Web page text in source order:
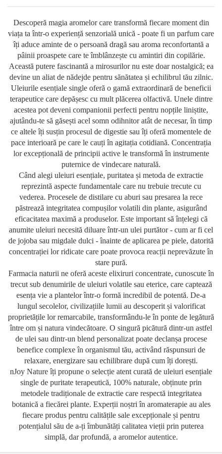
Descoperă magia aromelor care transformă fiecare moment din
viața ta într-o experiență senzorială unică - poate fi un parfum care
îți aduce aminte de o persoană dragă sau aroma reconfortantă a
pâinii proaspete care te îmblânzește cu amintiri din copilărie.
Această putere fascinantă a mirosurilor nu este doar nostalgică; ea
devine un aliat de nădejde pentru sănătatea și echilibrul tău zilnic.
Uleiurile esențiale single oferă o gamă extraordinară de beneficii
terapeutice care depășesc cu mult plăcerea olfactivă. Unele dintre
acestea pot deveni companionii perfecti pentru nopțile liniștite,
ajutându-te să găsești acel somn odihnitor atât de necesar, în timp
ce altele îți susțin procesul de digestie sau îți oferă momentele de
pace interioară pe care le cauți în agitația cotidiană. Concentrația
lor excepțională de principii active le transformă în instrumente
puternice de vindecare naturală.
Când alegi uleiuri esențiale, puritatea și metoda de extractie
reprezintă aspecte fundamentale care nu trebuie trecute cu
vederea. Procesele de distilare cu aburi sau presarea la rece
păstrează integritatea compușilor volatili din plante, asigurând
eficacitatea maximă a produselor. Este important să înțelegi că
anumite uleiuri necesită diluare într-un ulei purtător - cum ar fi cel
de jojoba sau migdale dulci - înainte de aplicarea pe piele, datorită
concentrației lor ridicate care poate provoca reacții neprevăzute în
stare pură.
Farmacia naturii ne oferă aceste elixiruri concentrate, cunoscute în
trecut sub denumirile de uleiuri volatile sau eterice, care captează
esența vie a plantelor într-o formă incredibil de potentă. De-a
lungul secolelor, civilizațiile lumii au descoperit și valorificat
proprietățile lor remarcabile, transformându-le în ponte de legătură
între om și natura vindecătoare. O singură picătură dintr-un astfel
de ulei sau dintr-un blend personalizat poate declanșa procese
benefice complexe în organismul tău, activând răspunsuri de
relaxare, energizare sau echilibrare după cum îți dorești.
nJoy Nature îți propune o selecție atent curată de uleiuri esențiale
single de puritate terapeutică, 100% naturale, obținute prin
metodele tradiționale de extractie care respectă integritatea
botanică a fiecărei plante. Experții noștri în aromaterapie au ales
fiecare produs pentru calitățile sale excepționale și pentru
potențialul său de a-ți îmbunătăți calitatea vieții prin puterea
simplă, dar profundă, a aromelor autentice.